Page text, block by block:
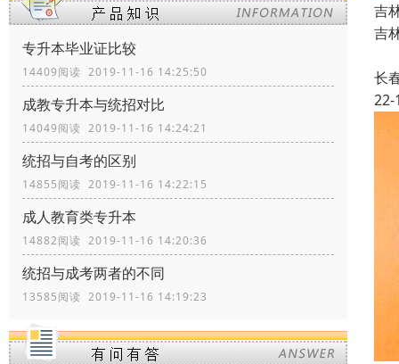
专升本毕业证比较
14409阅读 2019-11-16 14:25:50
成教专升本与统招对比
14049阅读 2019-11-16 14:24:21
统招与自考的区别
14855阅读 2019-11-16 14:22:15
成人教育类专升本
14882阅读 2019-11-16 14:20:36
统招与成考两者的不同
13585阅读 2019-11-16 14:19:23
吉
吉
长
22-